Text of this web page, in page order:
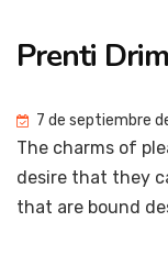
Prenti Drim
7 de septiembre
The charms of
desire that they
that are bound